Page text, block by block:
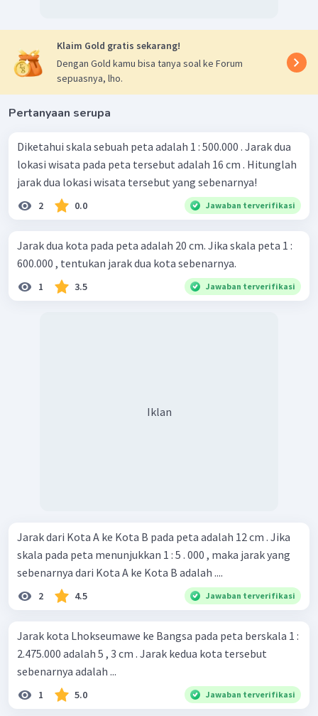
Klaim Gold gratis sekarang!
Dengan Gold kamu bisa tanya soal ke Forum
sepuasnya, lho.
Pertanyaan serupa
Diketahui skala sebuah peta adalah 1 : 500.000 . Jarak dua
lokasi wisata pada peta tersebut adalah 16 cm . Hitunglah
jarak dua lokasi wisata tersebut yang sebenarnya!
2 0.0 Jawaban terverifikasi
Jarak dua kota pada peta adalah 20 cm. Jika skala peta 1 :
600.000 , tentukan jarak dua kota sebenarnya.
1 3.5 Jawaban terverifikasi
Iklan
Jarak dari Kota A ke Kota B pada peta adalah 12 cm . Jika
skala pada peta menunjukkan 1 : 5 . 000 , maka jarak yang
sebenarnya dari Kota A ke Kota B adalah ....
2 4.5 Jawaban terverifikasi
Jarak kota Lhokseumawe ke Bangsa pada peta berskala 1 :
2.475.000 adalah 5 , 3 cm . Jarak kedua kota tersebut
sebenarnya adalah ...
1 5.0 Jawaban terverifikasi